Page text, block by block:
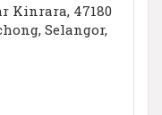
Kinrara, 47180
Selangor,